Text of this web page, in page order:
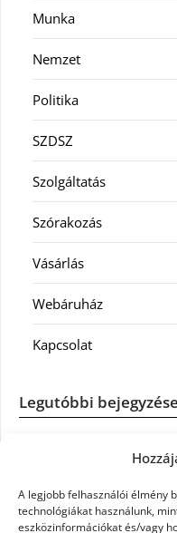
A legjobb felhasználói élmény
technológiákat használunk,
eszközinformációkat és/vagy
Munka
Nemzet
Politika
SZDSZ
Szolgáltatás
Szórakozás
Vásárlás
Webáruház
Kapcsolat
Legutóbbi
Casco szélvédőcsere:
Könyvelés: mikor